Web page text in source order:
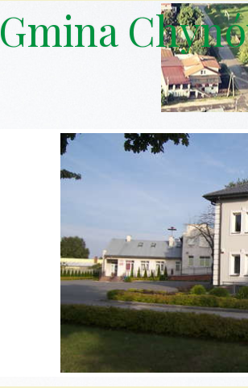
Gmina